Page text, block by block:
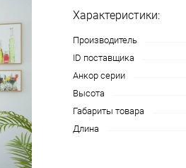
Характеристики:
Производитель
ID поставщика
Анкор серии
Высота
Габариты товара
Длина